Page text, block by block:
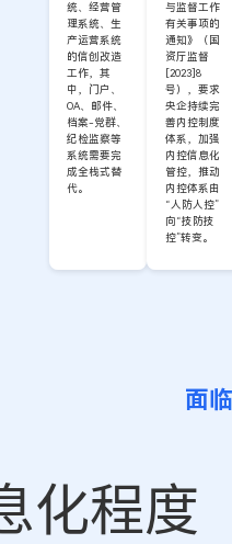
统、经营管
理系统、生
产运营系统
的信创改造
工作，其
中，门户、
OA、邮件、
档案-党群、
纪检监察等
系统需要完
成全栈式替
代。
与监督工作
有关事项的
通知》（国
资厅监督
[2023]8
号），要求
央企持续完
善内控制度
体系，加强
内控信息化
管控，推动
内控体系由
“人防人控”
向“技防技
控”转变。
面
化程度